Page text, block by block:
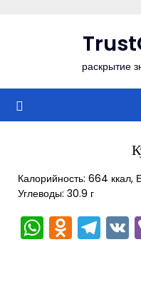
раскрытие
Калорийность: 664 ккал,
Углеводы: 30.9 г